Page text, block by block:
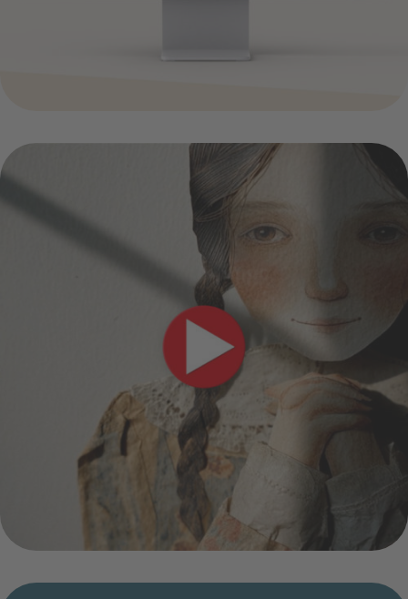
wallpaper world (ai/ki)